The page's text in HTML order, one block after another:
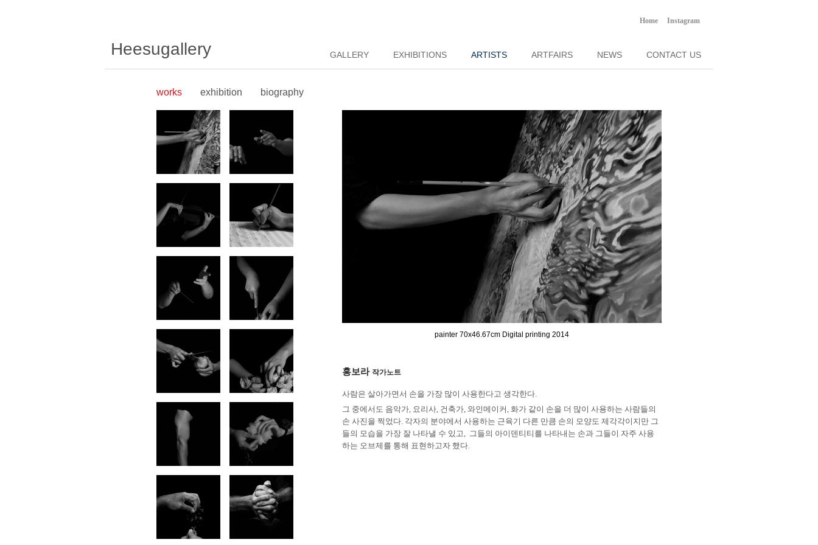
Home Instagram
Heesugallery GALLERY EXHIBITIONS ARTISTS ARTFAIRS NEWS CONTACT US
works exhibition biography
painter 70x46.67cm Digital printing 2014
홍보라 작가노트
사람은 살아가면서 손을 가장 많이 사용한다고 생각한다.
그 중에서도 음악가, 요리사, 건축가, 와인메이커, 화가 같이 손을 더 많이 사용하는 사람들의
손 사진을 찍었다. 각자의 분야에서 사용하는 근육기 다른 만큼 손의 모양도 제각각이지만 그
들의 모습을 가장 잘 나타낼 수 있고,
그들의 아이덴티티를 나타내는 손과 그들이 자주 사용
하는 오브제를 통해 표현하고자 했다.